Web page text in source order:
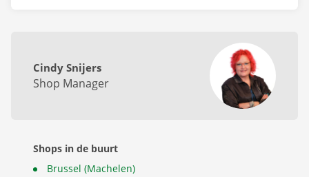
Cindy Snijers
Shop Manager
Shops in de buurt
Brussel (Machelen)